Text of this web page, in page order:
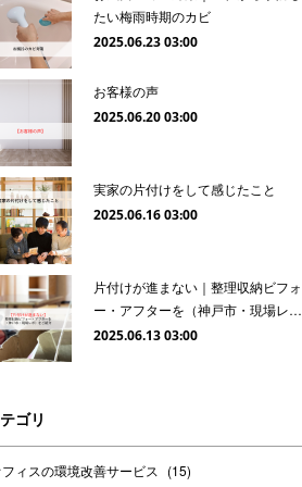
たい梅雨時期のカビ
2025.06.23 03:00
お客様の声
2025.06.20 03:00
実家の片付けをして感じたこと
2025.06.16 03:00
片付けが進まない｜整理収納ビフォ
ー・アフターを（神戸市・現場レ…
2025.06.13 03:00
ゴリ
ィスの環境改善サービス (15)